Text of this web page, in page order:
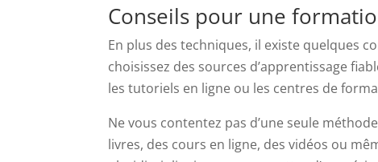
Conseils pour une
En plus des techniques, il existe quelques
choisissez des sources d’apprentissage
les tutoriels en ligne ou les centres de
Ne vous contentez pas d’une seule
livres, des cours en ligne, des vidéos ou